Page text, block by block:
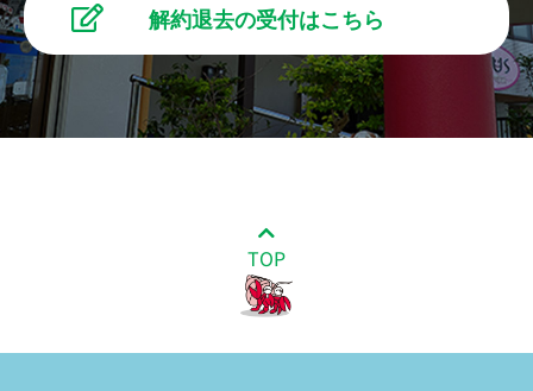
解約退去の受付はこちら
TOP